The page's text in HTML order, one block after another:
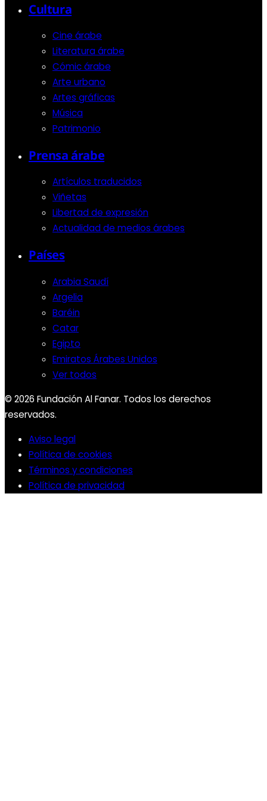
Cultura
Cine árabe
Literatura árabe
Cómic árabe
Arte urbano
Artes gráficas
Música
Patrimonio
Prensa árabe
Artículos traducidos
Viñetas
Libertad de expresión
Actualidad de medios árabes
Países
Arabia Saudí
Argelia
Baréin
Catar
Egipto
Emiratos Árabes Unidos
Ver todos
© 2026 Fundación Al Fanar. Todos los derechos
reservados.
Aviso legal
Política de cookies
Términos y condiciones
Política de privacidad